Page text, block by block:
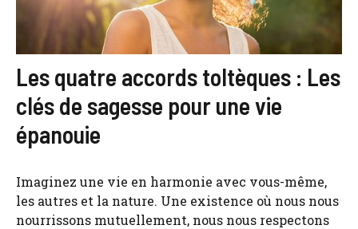
Les quatre accords toltèques : Les
clés de sagesse pour une vie
épanouie
Imaginez une vie en harmonie avec vous-même,
les autres et la nature. Une existence où nous nous
nourrissons mutuellement, nous nous respectons